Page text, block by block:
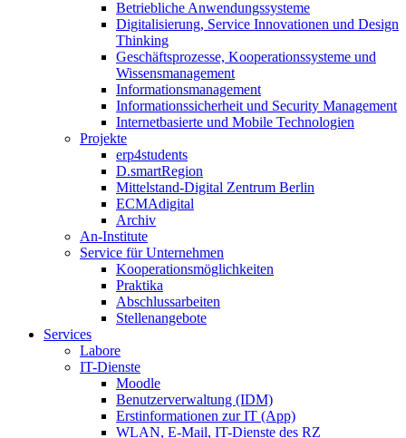
Betriebliche Anwendungssysteme
Digitalisierung, Service Innovationen und Design
Thinking
Geschäftsprozesse, Kooperationssysteme und
Wissensmanagement
Informationsmanagement
Informationssicherheit und Security Management
Internetbasierte und Mobile Technologien
Projekte
erp4students
D.smartRegion
Mittelstand-Digital Zentrum Berlin
ECMAdigital
Archiv
An-Institute
Service für Unternehmen
Kooperationsmöglichkeiten
Praktika
Abschlussarbeiten
Stellenangebote
Services
Labore
IT-Dienste
Moodle
Benutzerverwaltung (IDM)
Erstinformationen zur IT (App)
WLAN, E-Mail, IT-Dienste des RZ